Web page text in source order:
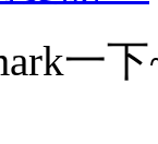
一下